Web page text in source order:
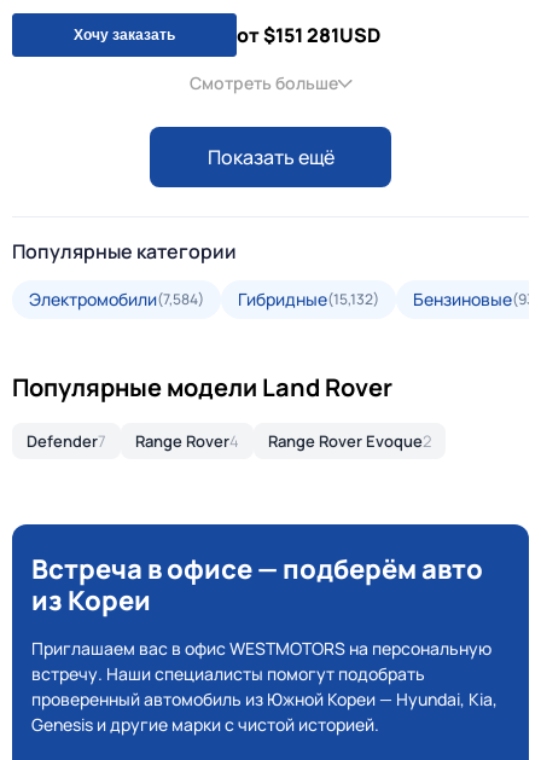
Хочу заказать от $151 281USD
Смотреть больше
Показать ещё
Популярные категории
Электромобили(7,584) Гибридные(15,132) Бензиновые
Популярные модели Land Rover
Defender7 Range Rover4 Range Rover Evoque2
Встреча в офисе — подберём авто
из Кореи
Приглашаем вас в офис WESTMOTORS на персональную
встречу. Наши специалисты помогут подобрать
проверенный автомобиль из Южной Кореи — Hyundai, Kia,
Genesis и другие марки с чистой историей.